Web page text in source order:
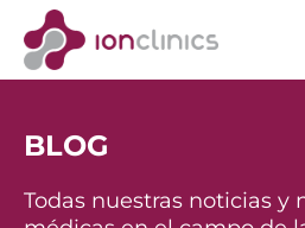
BLOG
Todas nuestras noticias y